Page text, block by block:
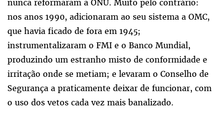
nunca reformaram a ONU. Muito pelo contrário:
nos anos 1990, adicionaram ao seu sistema a OMC,
que havia ficado de fora em 1945;
instrumentalizaram o FMI e o Banco Mundial,
produzindo um estranho misto de conformidade e
irritação onde se metiam; e levaram o Conselho de
Segurança a praticamente deixar de funcionar, com
o uso dos vetos cada vez mais banalizado.